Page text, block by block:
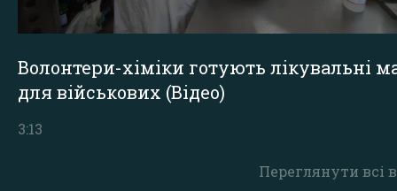
Переглянути всі
Волонтери-хіміки готують лікувальні
для військових (Відео)
3:13